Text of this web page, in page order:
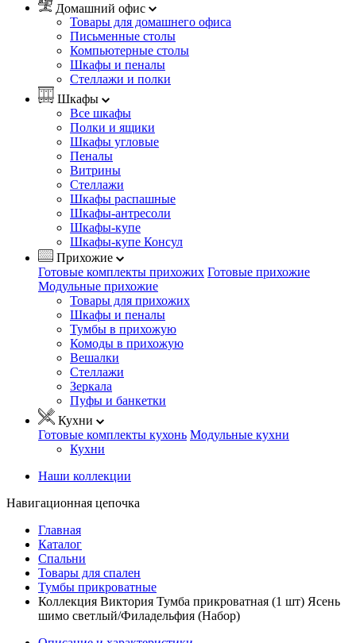
Домашний офис
Товары для домашнего офиса
Письменные столы
Компьютерные столы
Шкафы и пеналы
Стеллажи и полки
Шкафы
Все шкафы
Полки и ящики
Шкафы угловые
Пеналы
Витрины
Стеллажи
Шкафы распашные
Шкафы-антресоли
Шкафы-купе
Шкафы-купе Консул
Прихожие
Готовые комплекты прихожих Готовые прихожие
Модульные прихожие
Товары для прихожих
Шкафы и пеналы
Тумбы в прихожую
Комоды в прихожую
Вешалки
Стеллажи
Зеркала
Пуфы и банкетки
Кухни
Готовые комплекты кухонь Модульные кухни
Кухни
Наши коллекции
Навигационная цепочка
Главная
Каталог
Спальни
Товары для спален
Тумбы прикроватные
Коллекция Виктория Тумба прикроватная (1 шт) Ясень
шимо светлый/Филадельфия (Набор)